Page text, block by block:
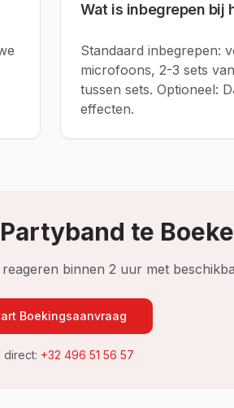
Wat is inbegrepen bij
Standaard inbegrepen:
microfoons, 2-3 sets
tussen sets. Optioneel:
effecten.
te
binnen 2 uur met
Boekingsaanvraag
direct: +32 496 51 56 57